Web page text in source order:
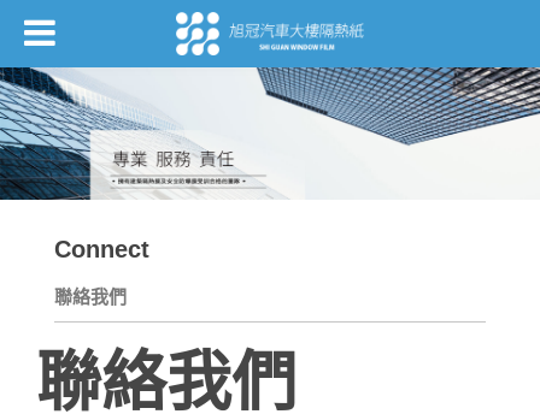
Connect
聯絡我們
聯絡我們